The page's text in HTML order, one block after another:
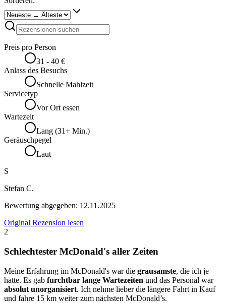
Preis pro Person
31 - 40 €
Anlass des Besuchs
Schnelle Mahlzeit
Servicetyp
Vor Ort essen
Wartezeit
Lang (31+ Min.)
Geräuschpegel
Laut
S
Stefan C.
Bewertung abgegeben: 12.11.2025
Original Rezension lesen
2
Schlechtester McDonald's aller Zeiten
Meine Erfahrung im McDonald's war die grausamste, die ich je
hatte. Es gab furchtbar lange Wartezeiten und das Personal war
absolut unorganisiert. Ich nehme lieber die längere Fahrt in Kauf
und fahre 15 km weiter zum nächsten McDonald’s.